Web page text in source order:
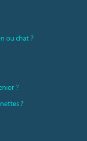
ou chat ?
?
?